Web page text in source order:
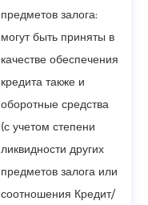
предметов залога:
могут быть приняты в
качестве обеспечения
кредита также и
оборотные средства
(с учетом степени
ликвидности других
предметов залога или
соотношения Кредит/